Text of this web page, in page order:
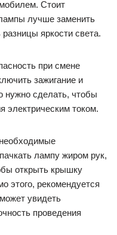
Стоит
лучше заменить
яркости света.
при смене
зажигание и
нужно сделать, чтобы
электрическим током.
лампу жиром рук,
открыть крышку
этого, рекомендуется
увидеть
проведения